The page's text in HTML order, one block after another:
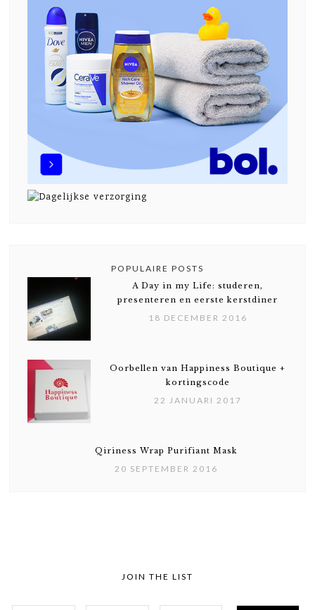
POPULAIRE POSTS
A Day in my Life: studeren,
presenteren en eerste kerstdiner
18 DECEMBER 2016
Oorbellen van Happiness Boutique +
kortingscode
22 JANUARI 2017
Qiriness Wrap Purifiant Mask
20 SEPTEMBER 2016
JOIN THE LIST